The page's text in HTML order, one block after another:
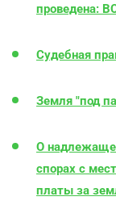
проведена:
Судебная
Земля "под
О
спорах с
платы за